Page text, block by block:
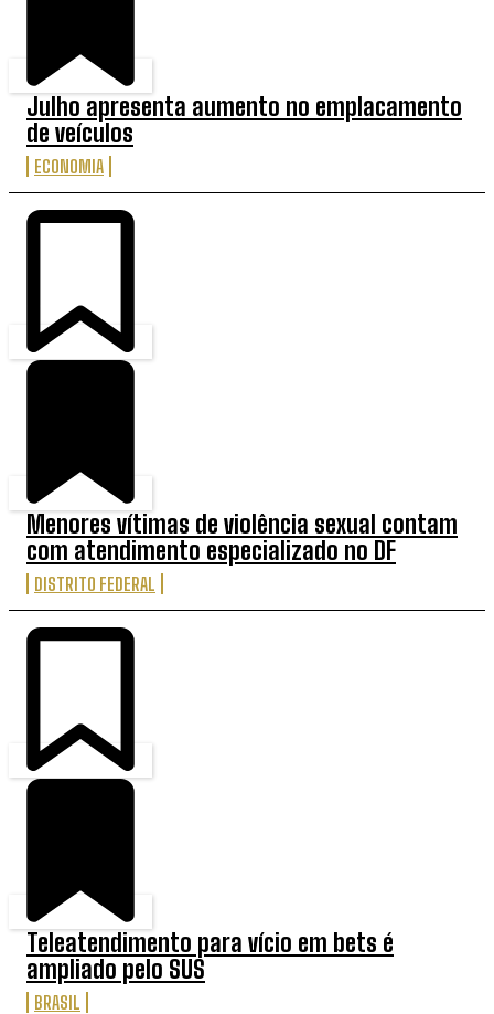
Julho apresenta aumento no emplacamento
de veículos
ECONOMIA
Menores vítimas de violência sexual contam
com atendimento especializado no DF
DISTRITO FEDERAL
Teleatendimento para vício em bets é
ampliado pelo SUS
BRASIL